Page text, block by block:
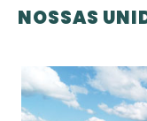
NOSSAS